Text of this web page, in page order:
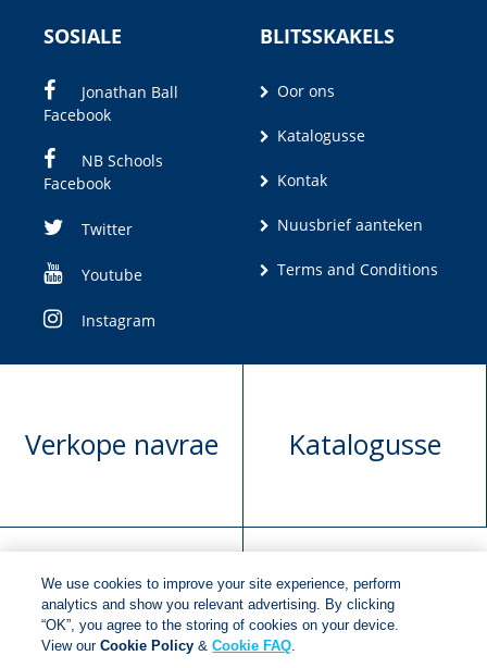
SOSIALE
Jonathan Ball
Facebook
NB Schools
Facebook
Twitter
Youtube
Instagram
BLITSSKAKELS
Oor ons
Katalogusse
Kontak
Nuusbrief aanteken
Terms and Conditions
Verkope navrae Katalogusse
Manuskrip
voorlegging
Versoek boekregte
We use cookies to improve your site experience, perform
analytics and show you relevant advertising. By clicking
“OK”, you agree to the storing of cookies on your device.
View ourCookie Policy &Cookie FAQ.